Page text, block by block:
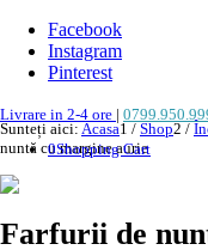
Facebook
Instagram
Pinterest
Livrare in 2-4 ore |
0Shopping Cart
Sunteți aici: Acasa1 / Shop2 /
nuntă cu margine aurie
Farfurii de